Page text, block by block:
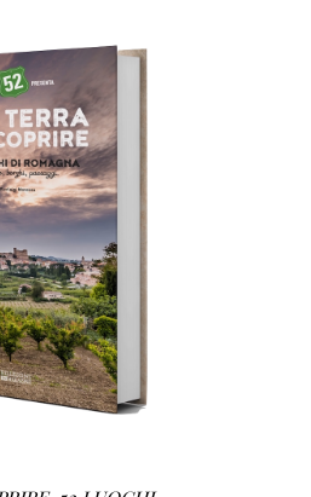
/